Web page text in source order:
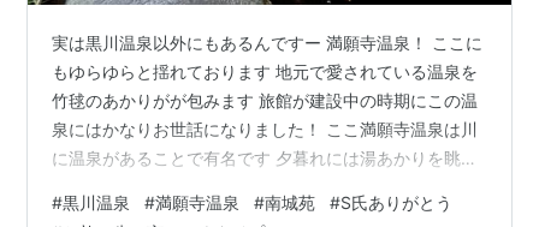
実は黒川温泉以外にもあるんですー 満願寺温泉！ ここに
もゆらゆらと揺れております 地元で愛されている温泉を
竹毬のあかりがが包みます 旅館が建設中の時期にこの温
泉にはかなりお世話になりました！ ここ満願寺温泉は川
に温泉があることで有名です 夕暮れには湯あかりを眺め
のみのご利用となっていますのでご注意ください オブジ
#黒川温泉 #満願寺温泉 #南城苑 #S氏ありがとう